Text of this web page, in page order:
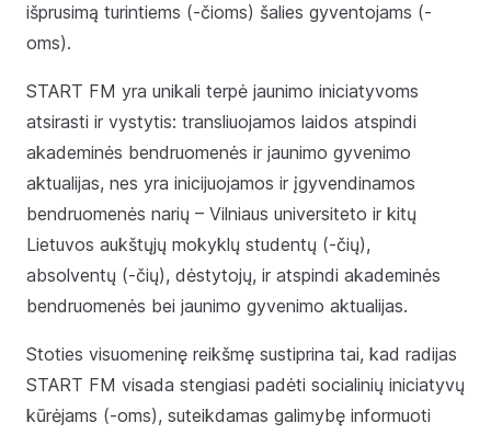
išprusimą turintiems (-čioms) šalies gyventojams (-
oms).
START FM yra unikali terpė jaunimo iniciatyvoms
atsirasti ir vystytis: transliuojamos laidos atspindi
akademinės bendruomenės ir jaunimo gyvenimo
aktualijas, nes yra inicijuojamos ir įgyvendinamos
bendruomenės narių – Vilniaus universiteto ir kitų
Lietuvos aukštųjų mokyklų studentų (-čių),
absolventų (-čių), dėstytojų, ir atspindi akademinės
bendruomenės bei jaunimo gyvenimo aktualijas.
Stoties visuomeninę reikšmę sustiprina tai, kad radijas
START FM visada stengiasi padėti socialinių iniciatyvų
kūrėjams (-oms), suteikdamas galimybę informuoti